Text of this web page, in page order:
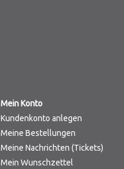
Mein Konto
Kundenkonto anlegen
Meine Bestellungen
Meine Nachrichten (Tickets)
Mein Wunschzettel